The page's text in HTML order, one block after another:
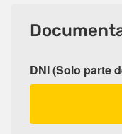
DNI (Solo parte